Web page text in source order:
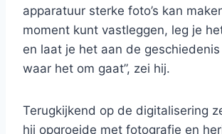
apparatuur sterke foto’s kan
moment kunt vastleggen, leg je
en laat je het aan de
waar het om gaat”, zei hij.
Terugkijkend op de digitalisering
hij opgroeide met fotografie en